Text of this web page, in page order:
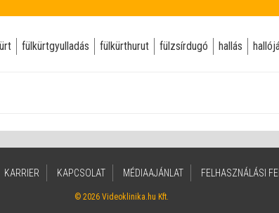
fülkürtgyulladás fülkürthurut fülzsírdugó hallás
KARRIER KAPCSOLAT MÉDIAAJÁNLAT FELHASZNÁLÁSI
© 2026 Videoklinika.hu Kft.